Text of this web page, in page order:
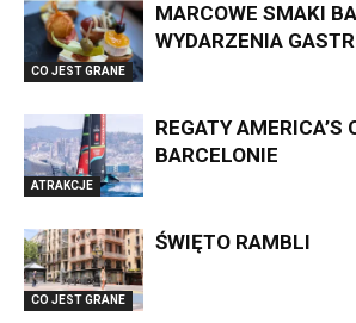
CO JEST GRANE
MARCOWE SMAKI
WYDARZENIA
ATRAKCJE
REGATY AMERICA’S
BARCELONIE
CO JEST GRANE
ŚWIĘTO RAMBLI